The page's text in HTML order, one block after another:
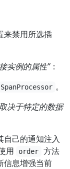
来禁用所选插
实例的属性”：
SpanProcessor 。
决于特定的数据
自己的通知注入
用
order
方法
信息增强当前